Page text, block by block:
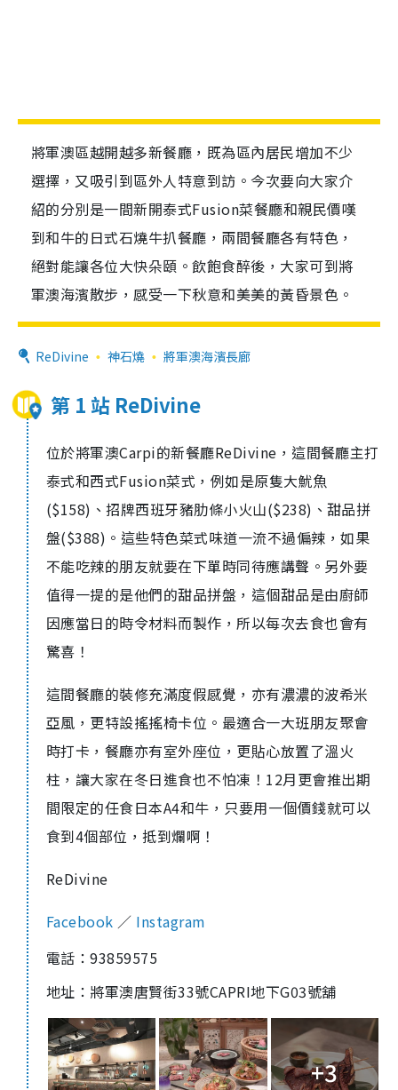
將軍澳區越開越多新餐廳，既為區內居民增加不少
選擇，又吸引到區外人特意到訪。今次要向大家介
紹的分別是一間新開泰式Fusion菜餐廳和親民價嘆
到和牛的日式石燒牛扒餐廳，兩間餐廳各有特色，
絕對能讓各位大快朵頤。飲飽食醉後，大家可到將
軍澳海濱散步，感受一下秋意和美美的黃昏景色。
ReDivine 神石燒 將軍澳海濱長廊
第 1 站 ReDivine
位於將軍澳Carpi的新餐廳ReDivine，這間餐廳主打
泰式和西式Fusion菜式，例如是原隻大魷魚
($158)、招牌西班牙豬肋條小火山($238)、甜品拼
盤($388)。這些特色菜式味道一流不過偏辣，如果
不能吃辣的朋友就要在下單時同待應講聲。另外要
值得一提的是他們的甜品拼盤，這個甜品是由廚師
因應當日的時令材料而製作，所以每次去食也會有
驚喜！
這間餐廳的裝修充滿度假感覺，亦有濃濃的波希米
亞風，更特設搖搖椅卡位。最適合一大班朋友聚會
時打卡，餐廳亦有室外座位，更貼心放置了溫火
柱，讓大家在冬日進食也不怕凍！12月更會推出期
間限定的任食日本A4和牛，只要用一個價錢就可以
食到4個部位，抵到爛啊！
ReDivine
Facebook ／ Instagram
電話：93859575
地址： 將軍澳唐賢街33號CAPRI地下G03號舖
+3